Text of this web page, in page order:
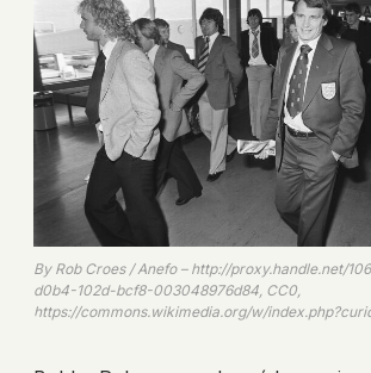
By Rob Croes / Anefo – http://proxy.handle.net/
d0b4-102d-bcf8-003048976d84, CC0,
https://commons.wikimedia.org/w/